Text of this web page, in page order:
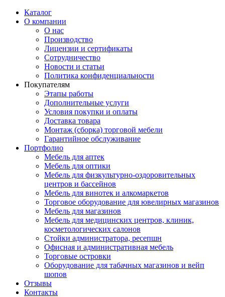
Каталог
О компании
О нас
Производство
Лицензии и сертификаты
Сотрудничество
Новости и статьи
Политика конфиденциальности
Покупателям
Этапы работы
Дополнительные услуги
Условия покупки и оплаты
Доставка товара
Монтаж (сборка) торговой мебели
Гарантийное обслуживание
Портфолио
Мебель для аптек
Мебель для оптики
Мебель для физкультурно-оздоровительных
центров и бассейнов
Мебель для винотек и алкомаркетов
Торговое оборудование для ювелирных магазинов
Мебель для магазинов
Мебель для медицинских центров, клиник,
косметологических салонов
Стойки администратора, ресепшн
Офисная и административная мебель
Торговые островки
Оборудование для табачных магазинов и вейп
шопов
Отзывы
Контакты